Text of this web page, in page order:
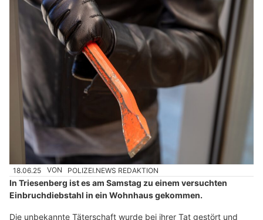
18.06.25 VON POLIZEI.NEWS REDAKTION
In Triesenberg ist es am Samstag zu einem versuchten
Einbruchdiebstahl in ein Wohnhaus gekommen.
Die unbekannte Täterschaft wurde bei ihrer Tat gestört und